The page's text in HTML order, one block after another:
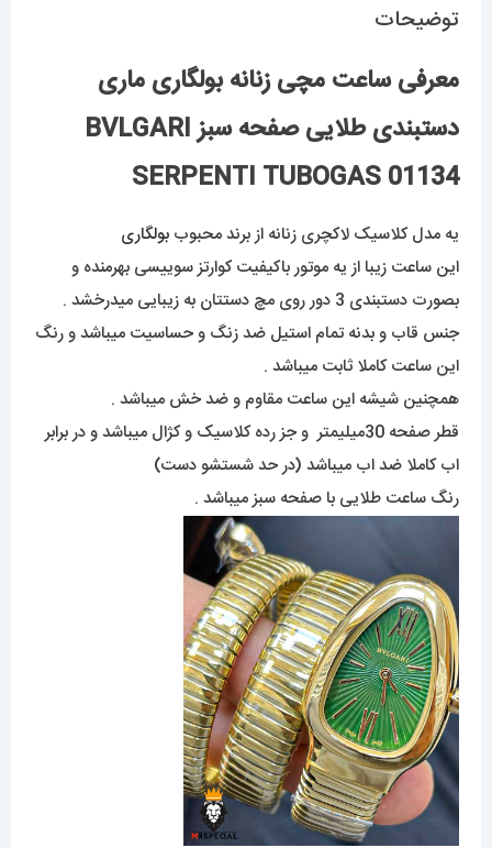
توضیحات
معرفی ساعت مچی زنانه بولگاری ماری
دستبندی طلایی صفحه سبز BVLGARI
SERPENTI TUBOGAS 01134
یه مدل کلاسیک لاکچری زنانه از برند محبوب بولگاری
این ساعت زیبا از یه موتور باکیفیت کوارتز سوییسی بهرمنده و
بصورت دستبندی 3 دور روی مچ دستتان به زیبایی میدرخشد .
جنس قاب و بدنه تمام استیل ضد زنگ و حساسیت میباشد و رنگ
این ساعت کاملا ثابت میباشد .
همچنین شیشه این ساعت مقاوم و ضد خش میباشد .
قطر صفحه 30میلیمتر و جز رده کلاسیک و کژال میباشد و در برابر
اب کاملا ضد اب میباشد (در حد شستشو دست)
رنگ ساعت طلایی با صفحه سبز میباشد .